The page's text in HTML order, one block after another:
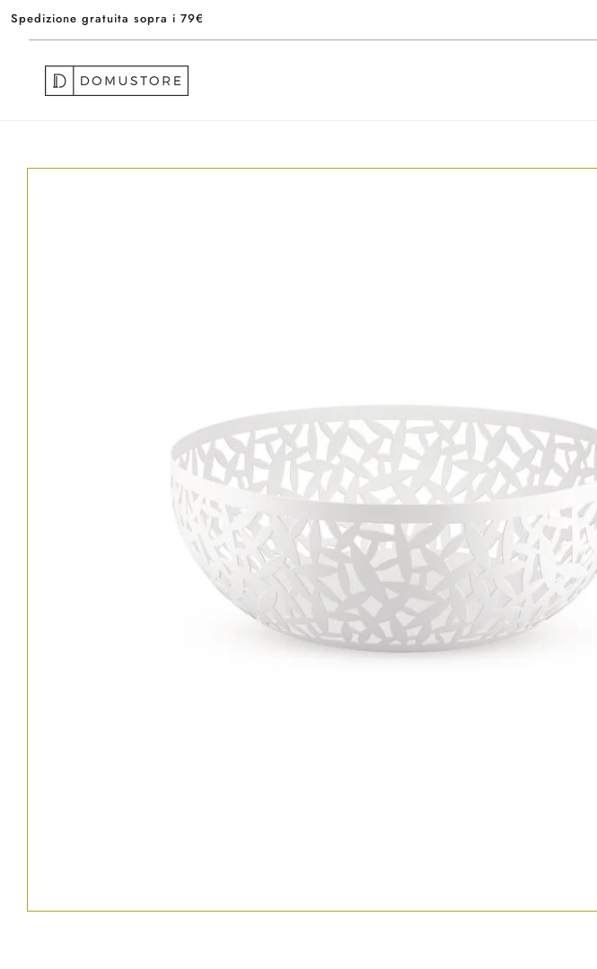
direttamente
ai contenuti
Spedizione gratuita sopra i 79€
Passa alle
Apri